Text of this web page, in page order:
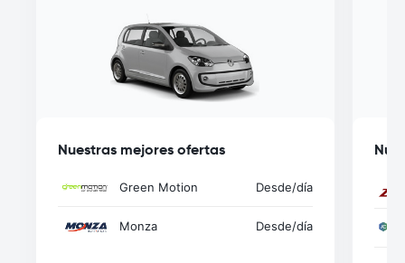
Nuestras mejores ofertas
Green Motion Desde/día
Monza Desde/día